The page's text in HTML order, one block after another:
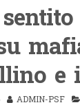
e
ADMIN-PSF